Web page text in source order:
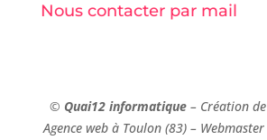
Nous contacter par mail
© Quai12 informatique – Création
Agence web à Toulon (83) –